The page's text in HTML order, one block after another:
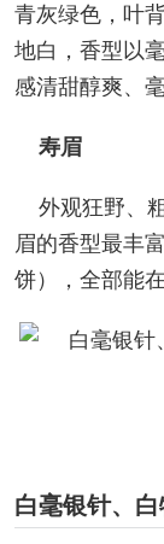
青灰绿色，叶
地白，香型以
感清甜醇爽、毫
寿眉
外观狂野、
眉的香型最丰
饼），全部能
白毫银针、